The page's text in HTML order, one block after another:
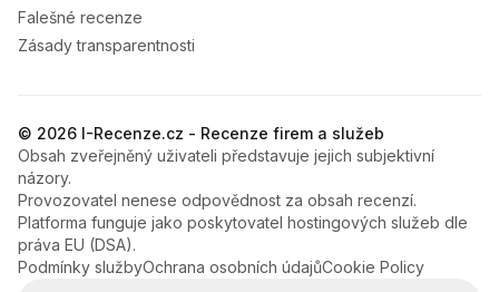
Falešné recenze
Zásady transparentnosti
© 2026 I-Recenze.cz - Recenze firem a služeb
Obsah zveřejněný uživateli představuje jejich subjektivní
názory.
Provozovatel nenese odpovědnost za obsah recenzí.
Platforma funguje jako poskytovatel hostingových služeb dle
práva EU (DSA).
Podmínky službyOchrana osobních údajůCookie Policy